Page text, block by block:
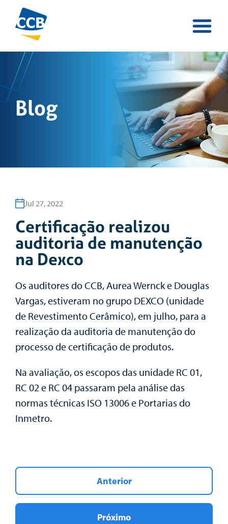
Blog
Jul 27, 2022
Certificação realizou
auditoria de manutenção
na Dexco
Os auditores do CCB, Aurea Wernck e Douglas
Vargas, estiveram no grupo DEXCO (unidade
de Revestimento Cerâmico), em julho, para a
realização da auditoria de manutenção do
processo de certificação de produtos.
Na avaliação, os escopos das unidade RC 01,
RC 02 e RC 04 passaram pela análise das
normas técnicas ISO 13006 e Portarias do
Inmetro.
Anterior
Próximo